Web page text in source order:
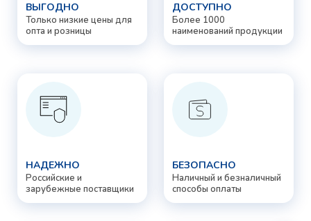
ВЫГОДНО
Только низкие цены для
опта и розницы
ДОСТУПНО
Более 1000
наименований продукции
НАДЕЖНО
Российские и
зарубежные поставщики
БЕЗОПАСНО
Наличный и безналичный
способы оплаты